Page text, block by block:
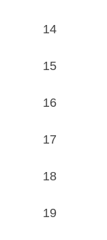
14
15
16
17
18
19